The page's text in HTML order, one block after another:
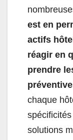
est en
actifs
réagir en
prendre
chaque
solutions